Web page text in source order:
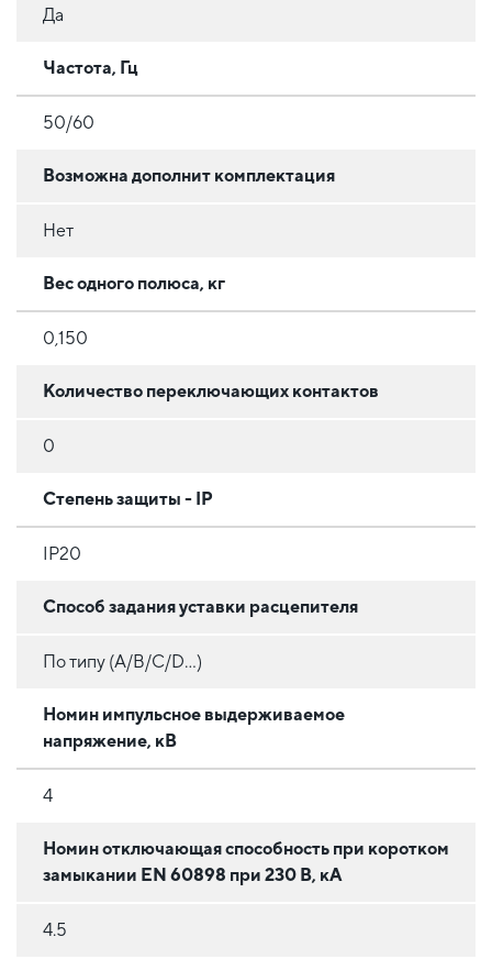
Да
Частота, Гц
50/60
Возможна дополнит комплектация
Нет
Вес одного полюса, кг
0,150
Количество переключающих контактов
0
Степень защиты - IP
IP20
Способ задания уставки расцепителя
По типу (A/B/C/D...)
Номин импульсное выдерживаемое
напряжение, кВ
4
Номин отключающая способность при коротком
замыкании EN 60898 при 230 В, кА
4.5